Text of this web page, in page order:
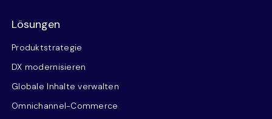
Lösungen
Produktstrategie
DX modernisieren
Globale Inhalte verwalten
Omnichannel-Commerce